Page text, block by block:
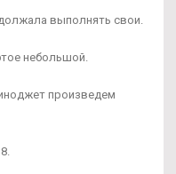
выполнять свои.
небольшой.
произведем